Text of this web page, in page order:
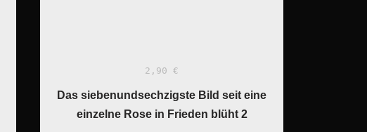
2,90 €
Das siebenundsechzigste Bild seit eine
einzelne Rose in Frieden blüht 2